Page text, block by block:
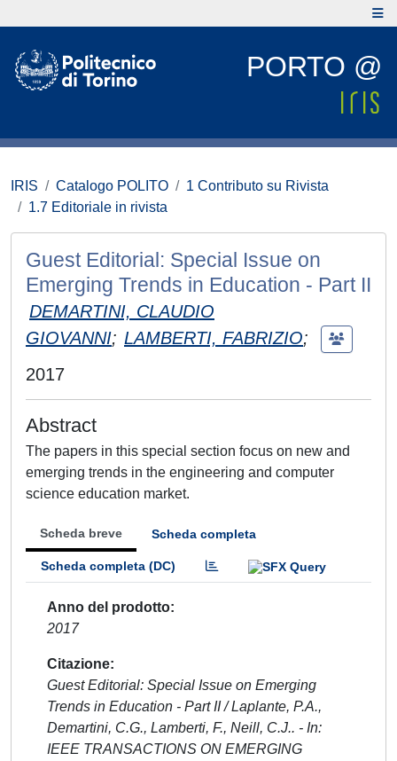
PORTO @
IRIS Catalogo POLITO
1 Contributo su Rivista
1.7 Editoriale in rivista
Guest Editorial: Special Issue on
Emerging Trends in Education - Part II
DEMARTINI, CLAUDIO
GIOVANNI; LAMBERTI, FABRIZIO;
2017
Abstract
The papers in this special section focus on new and
emerging trends in the engineering and computer
science education market.
Scheda breve Scheda completa
Scheda completa (DC)
Anno del prodotto
2017
Citazione
Guest Editorial: Special Issue on Emerging
Trends in Education - Part II / Laplante, P.A.,
Demartini, C.G., Lamberti, F., Neill, C.J.. - In:
IEEE TRANSACTIONS ON EMERGING